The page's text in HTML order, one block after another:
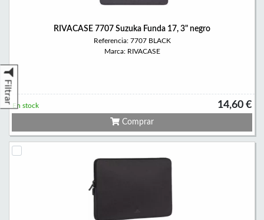
Filtrar
RIVACASE 7707 Suzuka Funda 17, 3" negro
Referencia: 7707 BLACK
Marca: RIVACASE
14,60 €
En stock
Comprar